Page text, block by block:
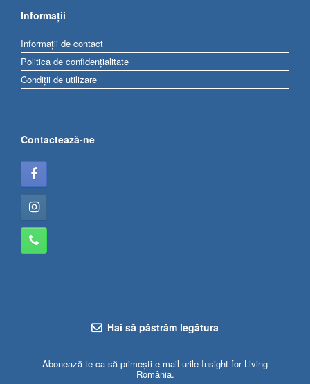
Informații
Informații de contact
Politica de confidențialitate
Condiții de utilizare
Contactează-ne
Hai să păstrăm legătura
Abonează-te ca să primești e-mail-urile Insight for Living
România.